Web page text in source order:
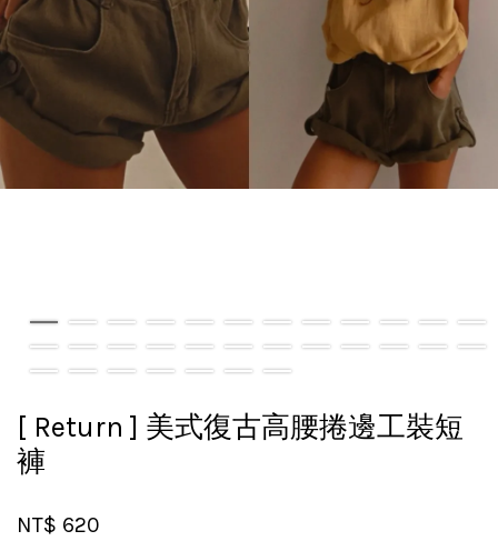
[ Return ] 美式復古高腰捲邊工裝短
褲
NT$ 620